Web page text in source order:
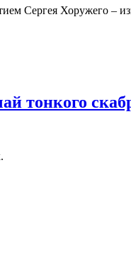
Сергея Хоружего –
тонкого